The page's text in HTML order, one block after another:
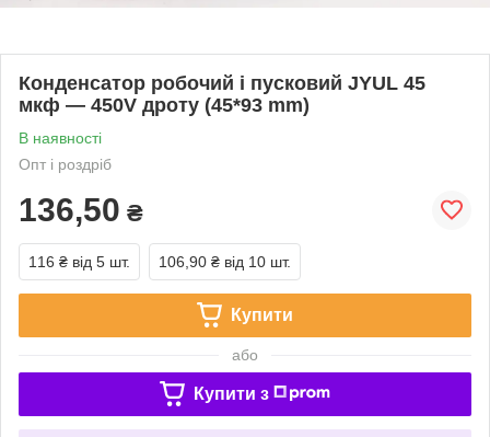
Конденсатор робочий і пусковий JYUL 45
мкф — 450V дроту (45*93 mm)
В наявності
Опт і роздріб
136,50 ₴
116 ₴ від 5 шт. 106,90 ₴ від 10 шт.
Купити
або
Купити з